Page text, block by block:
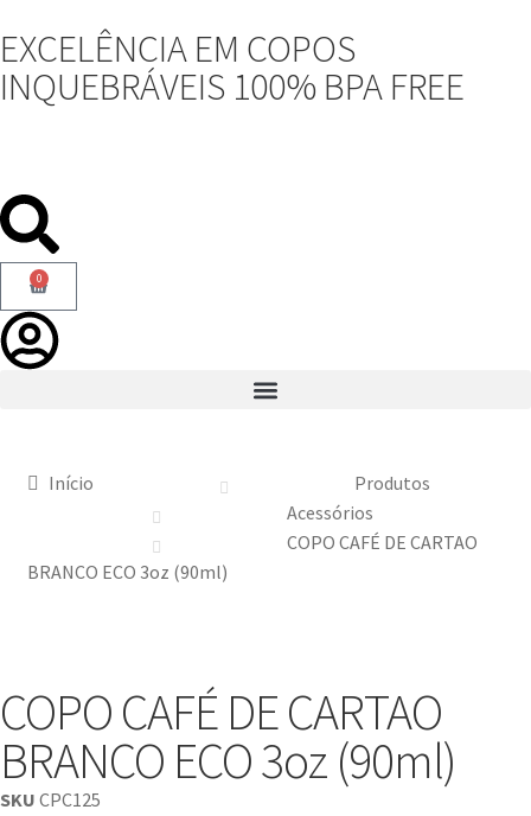
EXCELÊNCIA EM COPOS
INQUEBRÁVEIS 100% BPA FREE
0
Início
Produtos
Acessórios
COPO CAFÉ DE CARTAO
BRANCO ECO 3oz (90ml)
COPO CAFÉ DE CARTAO
BRANCO ECO 3oz (90ml)
SKU CPC125